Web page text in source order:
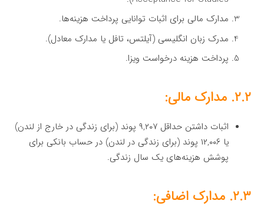
مدارک مالی برای اثبات توانایی پرداخت هزینه‌ها.
مدرک زبان انگلیسی (آیلتس، تافل یا مدارک معادل).
پرداخت هزینه درخواست ویزا.
۲.۲. مدارک مالی:
اثبات داشتن حداقل ۹,۲۰۷ پوند (برای زندگی در خارج از لندن)
یا ۱۲,۰۰۶ پوند (برای زندگی در لندن) در حساب بانکی برای
پوشش هزینه‌های یک سال زندگی.
۲.۳. مدارک اضافی: